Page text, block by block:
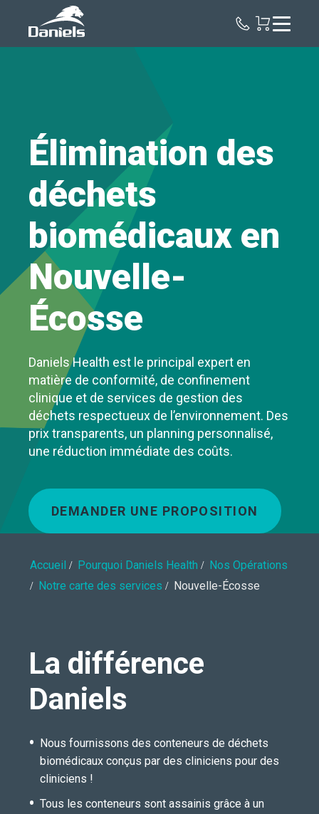
Élimination des
déchets
biomédicaux en
Nouvelle-
Écosse
Daniels Health est le principal expert en
matière de conformité, de confinement
clinique et de services de gestion des
déchets respectueux de l’environnement. Des
prix transparents, un planning personnalisé,
une réduction immédiate des coûts.
DEMANDER UNE PROPOSITION
Accueil Pourquoi Daniels Health
Nos Opérations
Notre carte des services
Nouvelle-Écosse
La différence
Daniels
Nous fournissons des conteneurs de déchets
biomédicaux conçus par des cliniciens pour des
cliniciens !
Tous les conteneurs sont assainis grâce à un